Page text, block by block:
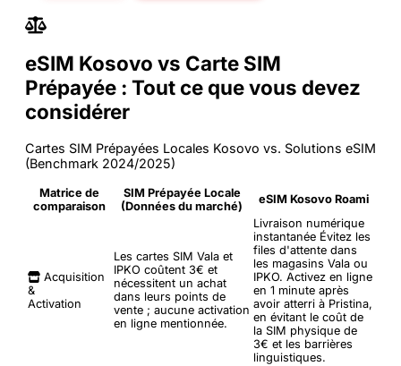
eSIM Kosovo vs Carte SIM
Prépayée : Tout ce que vous devez
considérer
Cartes SIM Prépayées Locales Kosovo vs. Solutions eSIM
(Benchmark 2024/2025)
Matrice de
comparaison
SIM Prépayée Locale
(Données du marché)
eSIM Kosovo Roami
Acquisition
&
Activation
Les cartes SIM Vala et
IPKO coûtent 3€ et
nécessitent un achat
dans leurs points de
vente ; aucune activation
en ligne mentionnée.
Livraison numérique
instantanée Évitez les
files d'attente dans
les magasins Vala ou
IPKO. Activez en ligne
en 1 minute après
avoir atterri à Pristina,
en évitant le coût de
la SIM physique de
3€ et les barrières
linguistiques.